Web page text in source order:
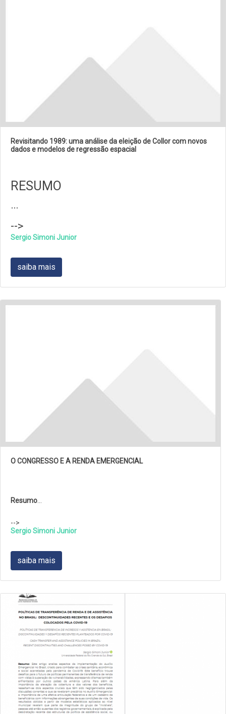
Revisitando 1989: uma análise da eleição de Collor com novos
dados e modelos de regressão espacial
RESUMO
…
-->
Sergio Simoni Junior
saiba mais
O CONGRESSO E A RENDA EMERGENCIAL
Resumo
-->
Sergio Simoni Junior
saiba mais